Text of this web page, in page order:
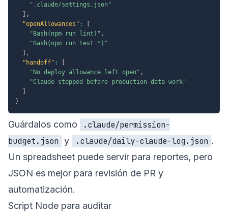
".claude/settings.json"
,
"openAllowances" :
"Bash(npm run lint)" ,
"Bash(npm run test *)"
,
"handoff" :
"No deploy allowance left open" ,
"Claude stopped before production data work"
}
Guárdalos como
.claude/permission-
budget.json y .claude/daily-claude-log.json .
Un spreadsheet puede servir para reportes, pero
JSON es mejor para revisión de PR y
automatización.
Script Node para auditar